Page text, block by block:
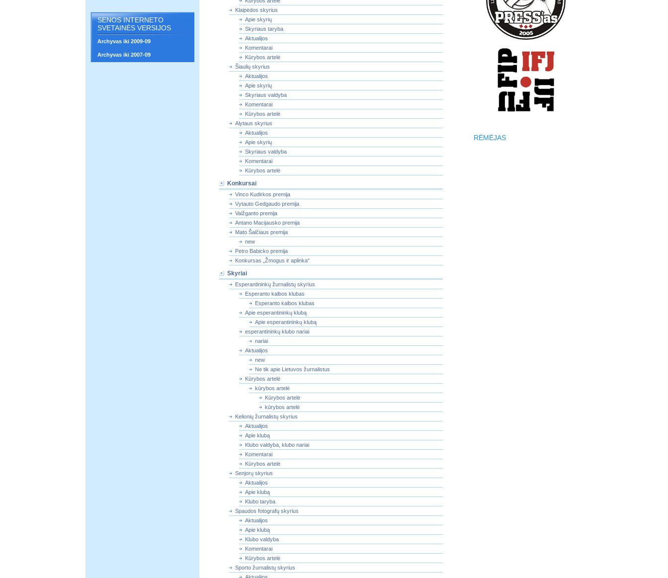
SENOS INTERNETO
SVETAINĖS VERSIJOS
Archyvas iki 2009-09
Archyvas iki 2007-09
Klaipėdos skyrius
Apie skyrių
Skyriaus taryba
Aktualijos
Komentarai
Kūrybos artelė
Šiaulių skyrius
Aktualijos
Apie skyrių
Skyriaus valdyba
Komentarai
Kūrybos artelė
Alytaus skyrius
Aktualijos
Apie skyrių
Skyriaus valdyba
Komentarai
Kūrybos artelė
Konkursai
Vinco Kudirkos premija
Vytauto Gedgaudo premija
Vaižganto premija
Antano Macijausko premija
Mato Šalčiaus premija
new
Petro Babicko premija
Konkursas „Žmogus ir aplinka“
Skyriai
Esperantininkų žurnalistų skyrius
Esperanto kalbos klubas
Esperanto kalbos klubas
Apie esperantininkų klubą
Apie esperantininkų klubą
esperantininkų klubo nariai
nariai
Aktualijos
new
Ne tik apie Lietuvos žurnalistus
Kūrybos artelė
kūrybos artelė
Kūrybos artelė
kūrybos artelė
Kelionių žurnalistų skyrius
Aktualijos
Apie klubą
Klubo valdyba, klubo nariai
Komentarai
Kūrybos artelė
Senjorų skyrius
Aktualijos
Apie klubą
Klubo taryba
Spaudos fotografų skyrius
Aktualijos
Apie klubą
Klubo valdyba
Komentarai
Kūrybos artelė
Sporto žurnalistų skyrius
RĖMĖJAS